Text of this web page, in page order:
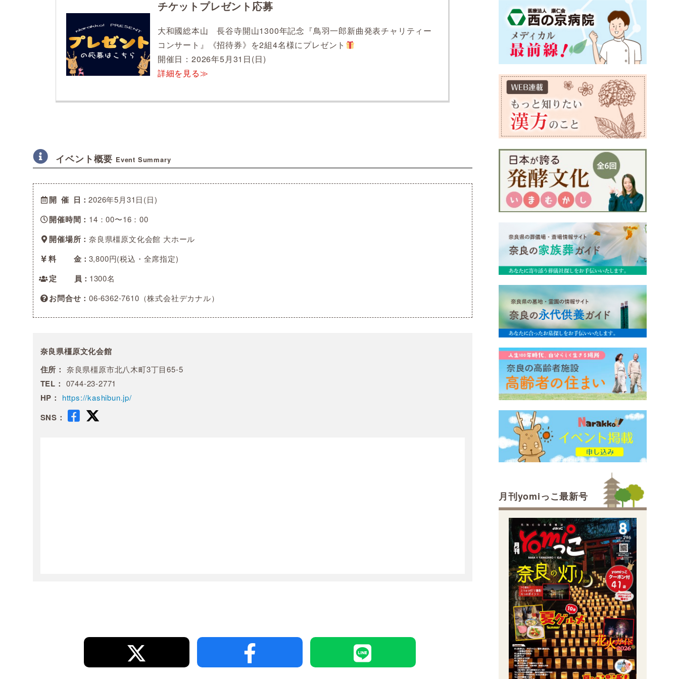
チケットプレゼント応募
大和國総本山 長谷寺開山1300年記念『鳥羽一郎新曲発表チャリティー
コンサート』《招待券》を2組4名様にプレゼント
開催日：2026年5月31日(日)
詳細を見る≫
イベント概要 Event Summary
開催日 2026年5月31日(日)
開催時間 14：00〜16：00
開催場所 奈良県橿原文化会館 大ホール
料金3,800円(税込・全席指定)
定員1300名
お問合せ 06-6362-7610（株式会社デカナル）
奈良県橿原文化会館
住所： 奈良県橿原市北八木町3丁目65-5
TEL： 0744-23-2771
HP： https://kashibun.jp/
SNS：
月刊yomiっこ最新号